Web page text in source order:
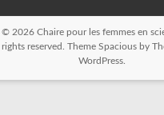
© 2026Chaire pour les femmes en
rights reserved. Theme Spaciousby
WordPress